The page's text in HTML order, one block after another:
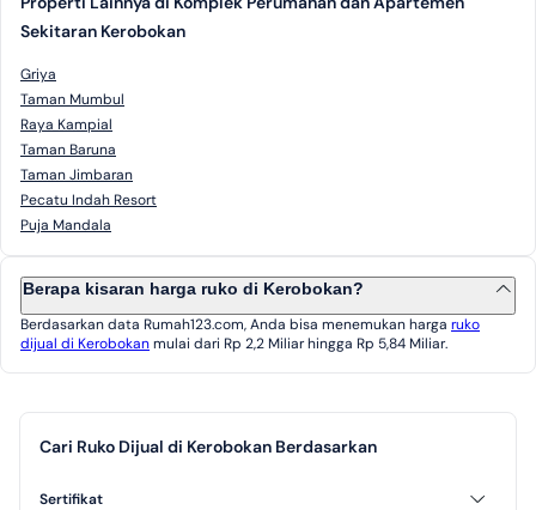
Sekitaran Kerobokan
Griya
Taman Mumbul
Raya Kampial
Taman Baruna
Taman Jimbaran
Pecatu Indah Resort
Puja Mandala
Berapa kisaran harga ruko di Kerobokan?
Berdasarkan data Rumah123.com, Anda bisa menemukan harga ruko
dijual di Kerobokanmulai dari Rp 2,2 Miliar hingga Rp 5,84 Miliar.
Cari Ruko Dijual di Kerobokan Berdasarkan
Sertifikat